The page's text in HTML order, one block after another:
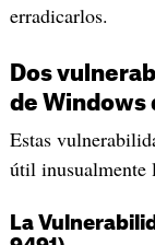
erradicarlos.
Dos
de Windows
Estas
útil inusualmente
La